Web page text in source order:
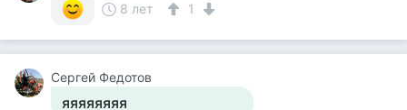
8 лет
1
Сергей Федотов
яяяяяяяя